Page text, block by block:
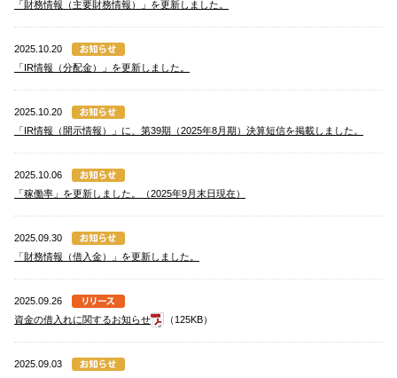
「財務情報（主要財務情報）」を更新しました。
2025.10.20
「IR情報（分配金）」を更新しました。
2025.10.20
「IR情報（開示情報）」に、第39期（2025年8月期）決算短信を掲載しました。
2025.10.06
「稼働率」を更新しました。（2025年9月末日現在）
2025.09.30
「財務情報（借入金）」を更新しました。
2025.09.26
資金の借入れに関するお知らせ
（125KB）
2025.09.03